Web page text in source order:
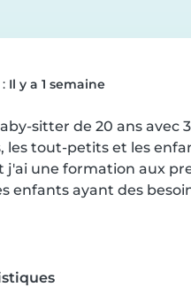
Il y a 1 semaine
sitter de 20 ans avec
les tout-petits et les
une formation aux
enfants ayant des